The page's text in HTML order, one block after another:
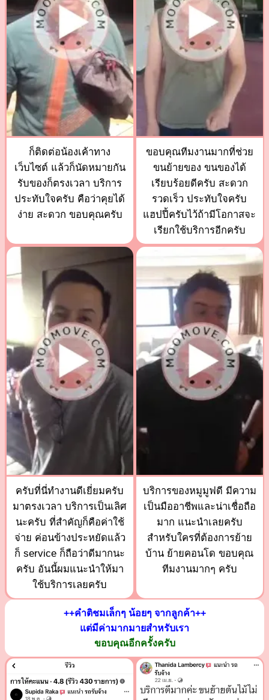
ก็ติดต่อน้องเค้าทาง
เว็บไซต์ แล้วก็นัดหมายกัน
รับของก็ตรงเวลา บริการ
ประทับใจครับ คือว่าคุยได้
ง่าย สะดวก ขอบคุณครับ
ขอบคุณทีมงานมากที่ช่วย
ขนย้ายของ ขนของได้
เรียบร้อยดีครับ สะดวก
รวดเร็ว ประทับใจครับ
แฮปปี้ครับไว้ถ้ามีโอกาสจะ
เรียกใช้บริการอีกครับ
ครับที่นี่ทำงานดีเยี่ยมครับ
มาตรงเวลา บริการเป็นเลิศ
นะครับ ที่สำคัญก็คือค่าใช้
จ่าย ค่อนข้างประหยัดแล้ว
ก็ service ก็ถือว่าดีมากนะ
ครับ อันนี้ผมแนะนำให้มา
ใช้บริการเลยครับ
บริการของหมูมูฟดี มีความ
เป็นมืออาชีพและน่าเชื่อถือ
มาก แนะนำเลยครับ
สำหรับใครที่ต้องการย้าย
บ้าน ย้ายคอนโด ขอบคุณ
ทีมงานมากๆ ครับ
++คำติชมเล็กๆ น้อยๆ จากลูกค้า++
แต่มีค่ามากมายสำหรับเรา
ขอบคุณอีกครั้งครับ